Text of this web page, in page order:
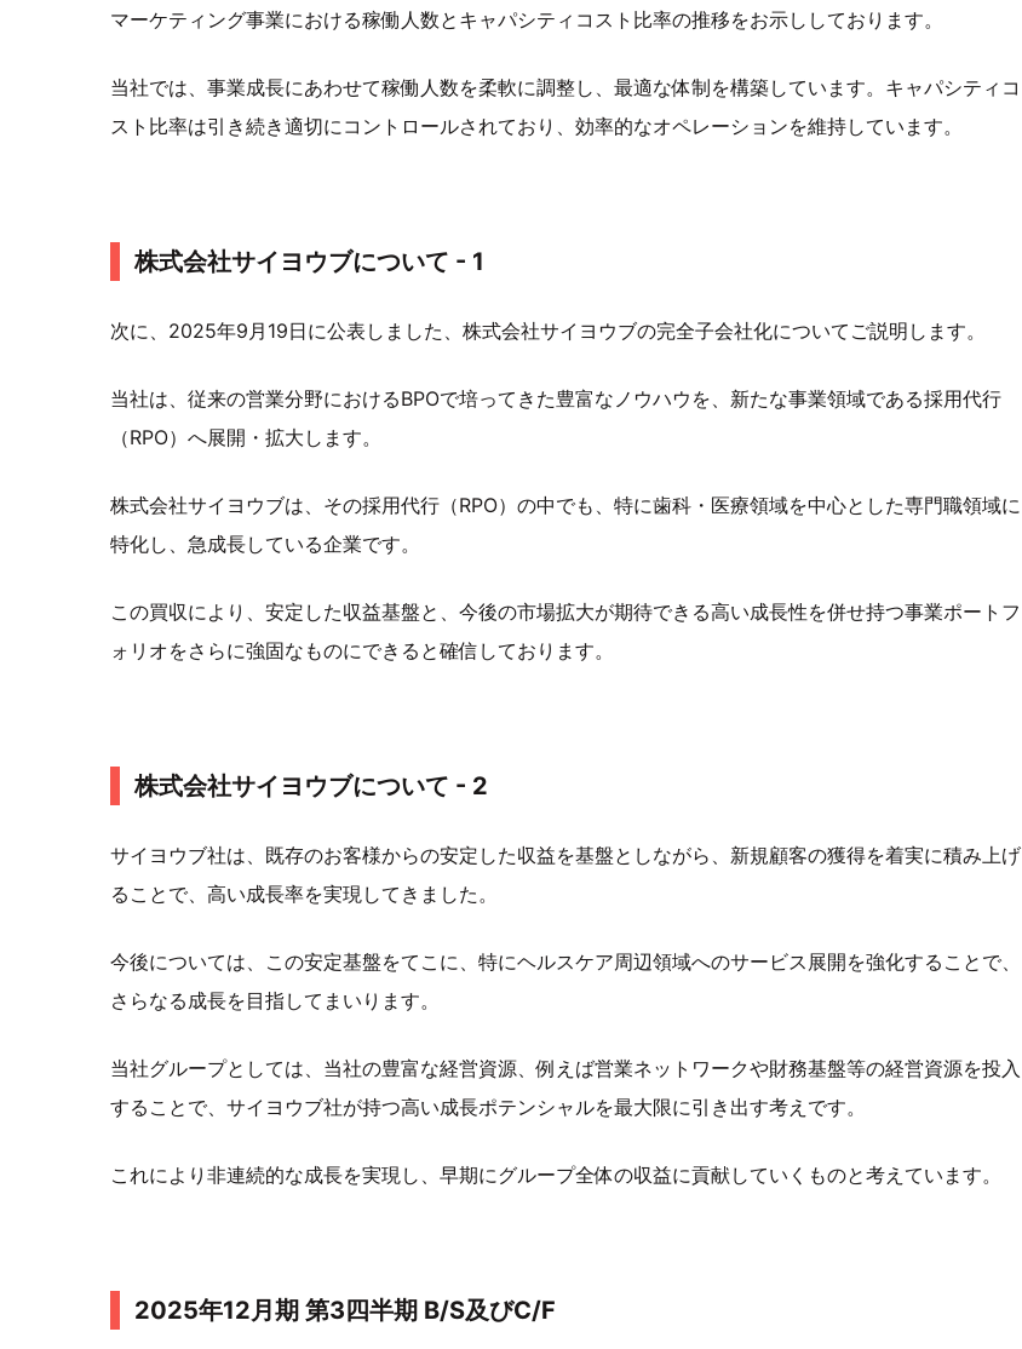
マーケティング事業における稼働人数とキャパシティコスト比率の推移をお示ししております。
当社では、事業成長にあわせて稼働人数を柔軟に調整し、最適な体制を構築しています。キャパシティコ
スト比率は引き続き適切にコントロールされており、効率的なオペレーションを維持しています。
株式会社サイヨウブについて - 1
次に、2025年9月19日に公表しました、株式会社サイヨウブの完全子会社化についてご説明します。
当社は、従来の営業分野におけるBPOで培ってきた豊富なノウハウを、新たな事業領域である採用代行
（RPO）へ展開・拡大します。
株式会社サイヨウブは、その採用代行（RPO）の中でも、特に歯科・医療領域を中心とした専門職領域に
特化し、急成長している企業です。
この買収により、安定した収益基盤と、今後の市場拡大が期待できる高い成長性を併せ持つ事業ポートフ
ォリオをさらに強固なものにできると確信しております。
株式会社サイヨウブについて - 2
サイヨウブ社は、既存のお客様からの安定した収益を基盤としながら、新規顧客の獲得を着実に積み上げ
ることで、高い成長率を実現してきました。
今後については、この安定基盤をてこに、特にヘルスケア周辺領域へのサービス展開を強化することで、
さらなる成長を目指してまいります。
当社グループとしては、当社の豊富な経営資源、例えば営業ネットワークや財務基盤等の経営資源を投入
することで、サイヨウブ社が持つ高い成長ポテンシャルを最大限に引き出す考えです。
これにより非連続的な成長を実現し、早期にグループ全体の収益に貢献していくものと考えています。
2025年12月期 第3四半期 B/S及びC/F